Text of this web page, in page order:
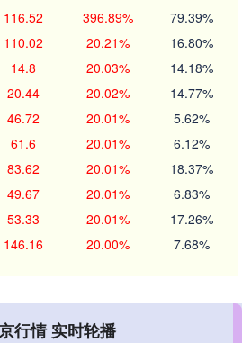
116.52 396.89% 79.39%
110.02 20.21% 16.80%
14.8 20.03% 14.18%
20.44 20.02% 14.77%
46.72 20.01% 5.62%
61.6 20.01% 6.12%
83.62 20.01% 18.37%
49.67 20.01% 6.83%
53.33 20.01% 17.26%
146.16 20.00% 7.68%
行情 实时轮播